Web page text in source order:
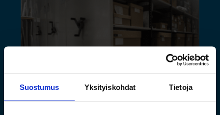
Suostumus Yksityiskohdat Tietoja